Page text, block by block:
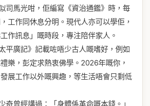
司馬光咁，佢編寫《資治通鑑》時，每
工作同休息分明。現代人亦可以學佢，
作訊息」嘅時段，專注陪伴家人。
平廣記》記載咗唔少古人嘅嗜好，例如
樂，彭定求熱衷佛學。2026年嘅你，
展工作以外嘅興趣，等生活唔會只剩低
奇曾經講過：「身體係革命嘅本錢。」